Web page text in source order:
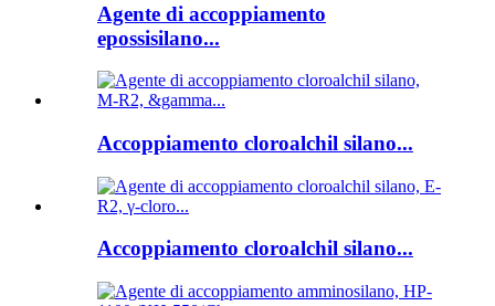
Agente di accoppiamento
epossisilano...
Accoppiamento cloroalchil silano...
Accoppiamento cloroalchil silano...